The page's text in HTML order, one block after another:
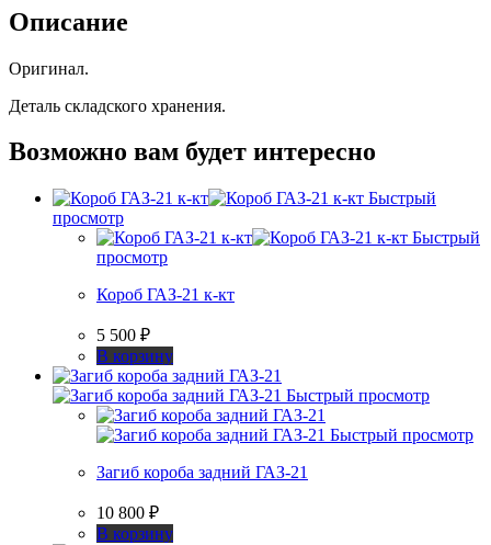
Описание
Оригинал.
Деталь складского хранения.
Возможно вам будет интересно
Быстрый
просмотр
Быстрый
просмотр
Короб ГАЗ-21 к-кт
5 500 ₽
В корзину
Быстрый просмотр
Быстрый просмотр
Загиб короба задний ГАЗ-21
10 800 ₽
В корзину